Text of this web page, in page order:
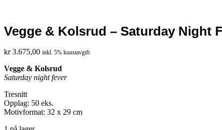
Vegge & Kolsrud – Saturday Night
kr3.675,00 inkl. 5% kunstavgift
Vegge & Kolsrud
Saturday night fever
Tresnitt
Opplag: 50 eks.
Motivformat: 32 x 29 cm